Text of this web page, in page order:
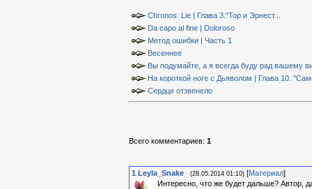
Chronos: Lie | Глава 3."Тор и Эрнест...
Da capo al fine | Doloroso
Метод ошибки | Часть 1
Весеннее
Вы подумайте, а я всегда буду рад вашему
На короткой ноге с Дьяволом | Глава 10.
Сердце отзвенело
Всего комментариев: 1
1 Leyla_Snake (28.05.2014 01:10) [Материал]
Интересно, что же будет дальше? Автор,